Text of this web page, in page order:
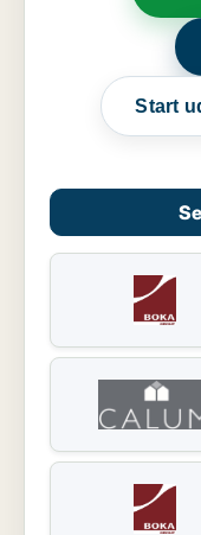
Start